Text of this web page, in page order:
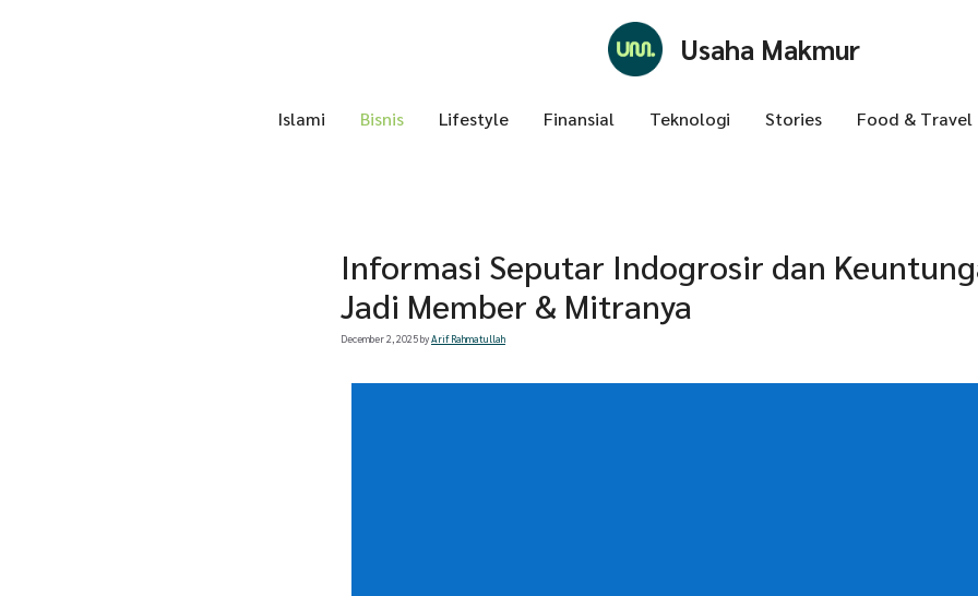
Usaha Makmur
Islami Bisnis Lifestyle Finansial Teknologi Stories Food & Travel
Informasi Seputar Indogrosir dan
Jadi Member & Mitranya
December 2, 2025byArif Rahmatullah